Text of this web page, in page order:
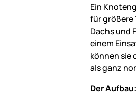
Ein
für größere
Dachs und
einem
können sie
als ganz
Der Aufbau: